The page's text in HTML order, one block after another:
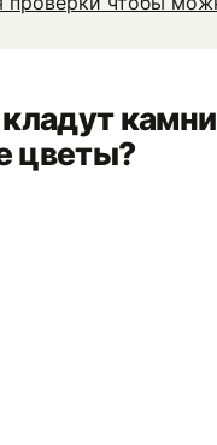
камни
цветы?